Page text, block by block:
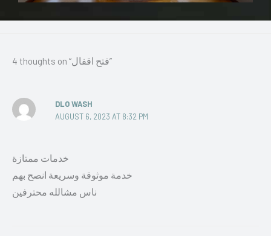
4 thoughts on “فتح اقفال”
DLO WASH
AUGUST 6, 2023 AT 8:32 PM
خدمات ممتازة
خدمة موثوقة وسريعة انصح بهم
ناس مشالله محترفين